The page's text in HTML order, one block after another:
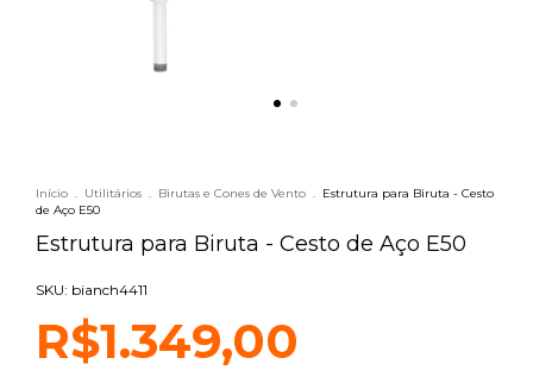
Início . Utilitários . Birutas e Cones de Vento . Estrutura para Biruta - Cesto
de Aço E50
Estrutura para Biruta - Cesto de Aço E50
SKU: bianch4411
R$1.349,00